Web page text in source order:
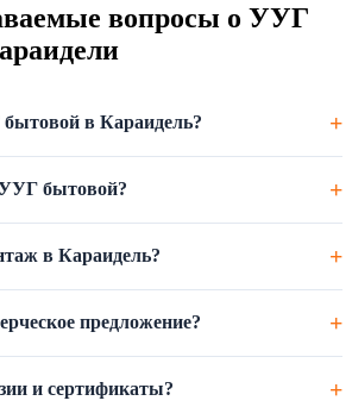
вопросы о УУГ
в Караидель?
бытовой?
в Караидель?
предложение?
и сертификаты?